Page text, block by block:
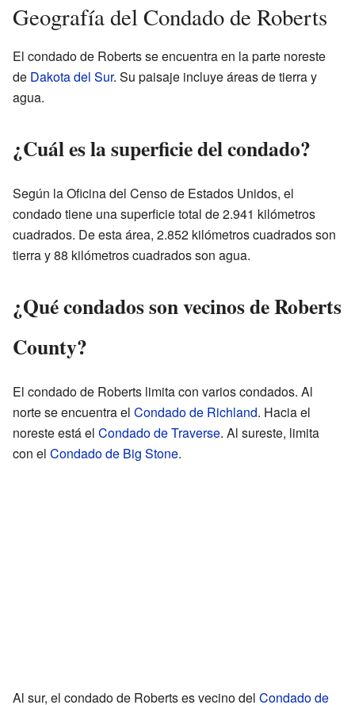
Geografía del Condado de Roberts
El condado de Roberts se encuentra en la parte noreste
de Dakota del Sur. Su paisaje incluye áreas de tierra y
agua.
¿Cuál es la superficie del condado?
Según la Oficina del Censo de Estados Unidos, el
condado tiene una superficie total de 2.941 kilómetros
cuadrados. De esta área, 2.852 kilómetros cuadrados son
tierra y 88 kilómetros cuadrados son agua.
¿Qué condados son vecinos de Roberts
County?
El condado de Roberts limita con varios condados. Al
norte se encuentra el Condado de Richland. Hacia el
noreste está el Condado de Traverse. Al sureste, limita
con el Condado de Big Stone.
Al sur, el condado de Roberts es vecino del Condado de